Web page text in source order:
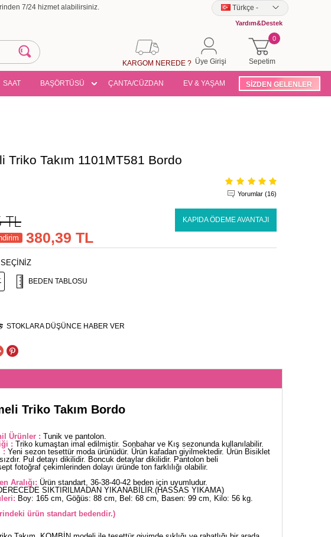
7/24 hizmet alabilirsiniz. Türkçe -
Yardım&Destek
Sepetim
0
Üye Girişi
KARGOM NEREDE ?
SAAT BAŞÖRTÜSÜ ÇANTA/CÜZDAN EV & YAŞAM SİZDEN GELENLER
Triko Takım 1101MT581 Bordo
Yorumlar (16)
TL KAPIDA ÖDEME AVANTAJI
380,39 TL
BEDEN TABLOSU
STOKLARA DÜŞÜNCE HABER VER
Triko Takım Bordo
Ürünler : Tunik ve pantolon.
: Triko kumaştan imal edilmiştir. Sonbahar ve Kış sezonunda kullanılabilir.
: Yeni sezon tesettür moda ürünüdür. Ürün kafadan giyilmektedir. Ürün Bisiklet
Pul detayı dikilidir. Boncuk detaylar dikilidir. Pantolon beli
fotoğraf çekimlerinden dolayı üründe ton farklılığı olabilir.
Aralığı: Ürün standart, 36-38-40-42 beden için uyumludur.
SIKTIRILMADAN YIKANABİLİR.(HASSAS YIKAMA)
Boy: 165 cm, Göğüs: 88 cm, Bel: 68 cm, Basen: 99 cm, Kilo: 56 kg.
ürün standart bedendir.)